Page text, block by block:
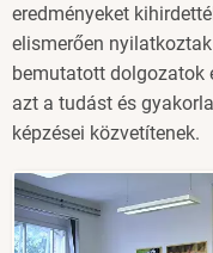
eredményeket
elismerően
bemutatott dolgozatok
azt a tudást és
képzései közvetítenek.
Image